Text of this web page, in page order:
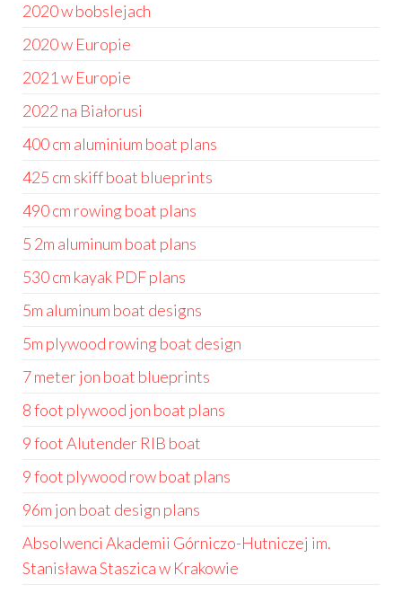
2020 w bobslejach
2020 w Europie
2021 w Europie
2022 na Białorusi
400 cm aluminium boat plans
425 cm skiff boat blueprints
490 cm rowing boat plans
5 2m aluminum boat plans
530 cm kayak PDF plans
5m aluminum boat designs
5m plywood rowing boat design
7 meter jon boat blueprints
8 foot plywood jon boat plans
9 foot Alutender RIB boat
9 foot plywood row boat plans
96m jon boat design plans
Absolwenci Akademii Górniczo-Hutniczej im.
Stanisława Staszica w Krakowie